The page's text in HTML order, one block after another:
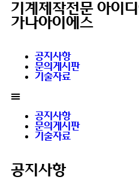
기계제작전문 아이
가나아이에스
공지사항
문의게시판
기술자료
공지사항
문의게시판
기술자료
공지사항